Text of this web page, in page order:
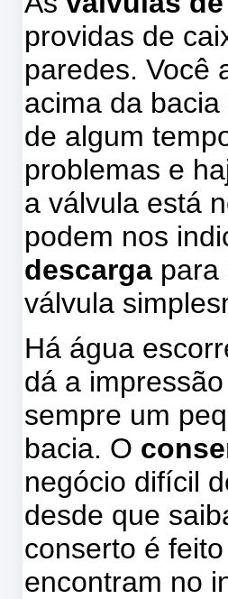
providas de
paredes. Você
acima da
de algum
problemas e
a válvula está
podem nos
descarga para
válvula
Há água
dá a
sempre um
bacia. O
negócio difícil
desde que
conserto é
encontram no